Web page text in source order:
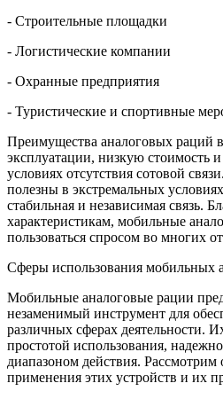
- Строительные площадки
- Логистические компании
- Охранные предприятия
- Туристические и спортивные
Преимущества аналоговых раций
эксплуатации, низкую стоимость
условиях отсутствия сотовой
полезны в экстремальных
стабильная и независимая связь.
характеристикам, мобильные
пользоваться спросом во многих
Сферы использования мобильных
Мобильные аналоговые рации
незаменимый инструмент для
различных сферах деятельности.
простотой использования,
диапазоном действия. Рассмотрим
применения этих устройств и их